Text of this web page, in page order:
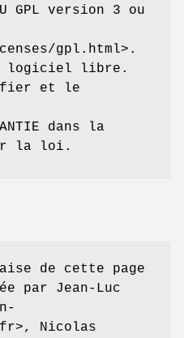
GPL version 3 ou
gpl.html>.
logiciel libre.
et le
dans la
la loi.
de cette page
par Jean-Luc
Nicolas